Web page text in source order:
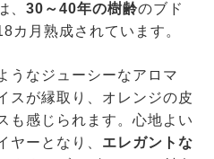
、30～40年の樹齢のブド
カ月熟成されています。
うなジューシーなアロマ
スが縁取り、オレンジの皮
も感じられます。心地よい
ヤーとなり、 エレガントな